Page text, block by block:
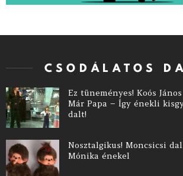
CSODÁLATOS
Ez tüneményes! Koós
Már Papa – Így énekli
dalt!
Nosztalgikus! Moncsicsi
Mónika énekel